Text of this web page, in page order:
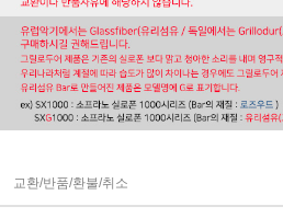
교환/반품/환불/취소